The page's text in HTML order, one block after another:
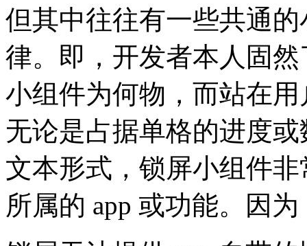
但其中往往有一些共通
律。即，开发者本人固
小组件为何物，而站在
无论是占据单格的进度
文本形式，锁屏小组件
所属的 app 或功能。因为